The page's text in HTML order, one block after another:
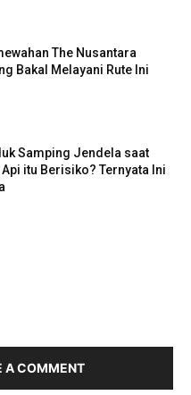
The Nusantara
Bakal Melayani Rute Ini
Samping Jendela saat
Api itu Berisiko? Ternyata Ini
A COMMENT